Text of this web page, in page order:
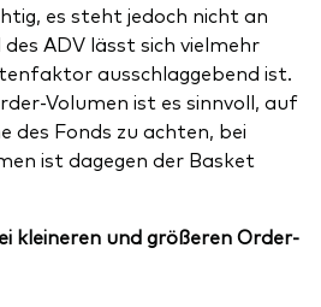
es steht jedoch nicht an
ADV lässt sich vielmehr
ausschlaggebend ist.
Volumen ist es sinnvoll, auf
des Fonds zu achten, bei
ist dagegen der Basket
kleineren und größeren Order-